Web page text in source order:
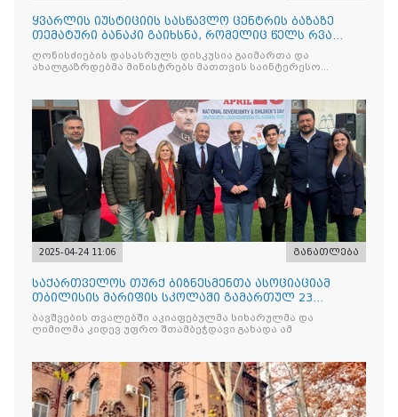
ყვარლის იუსტიციის სასწავლო ცენტრის ბაზაზე
თემატური ბანაკი გაიხსნა, რომელიც წელს რვა
ნაკადად ჩატარდებ
ღონისძიების დასასრულს დისკუსია გაიმართა და
ახალგაზრდებმა მინისტრებს მათთვის საინტერესო
2025-04-24 11:06 განათლება
საქართველოს თურქ ბიზნესმენთა ასოციაციამ
თბილისის მარიფის სკოლაში გამართულ 23
აპრილის ეროვნული სუვერე
ბავშვების თვალებში აკიაფებულმა სიხარულმა და
ღიმილმა კიდევ უფრო შთამბეჭდავი გახადა ამ